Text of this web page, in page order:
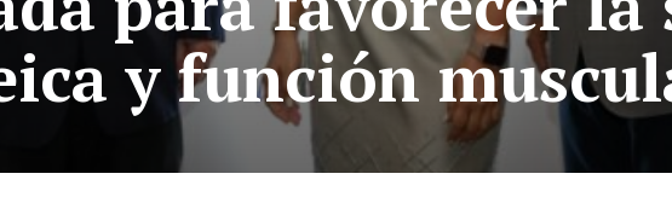
y función